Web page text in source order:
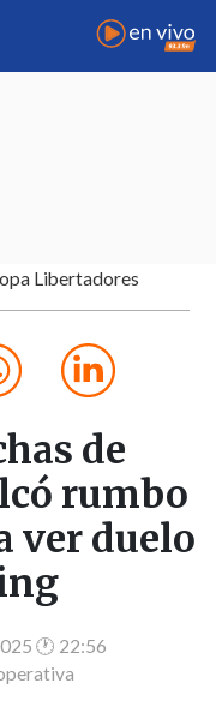
Libertadores
de
rumbo
ver duelo
🕐 22:56